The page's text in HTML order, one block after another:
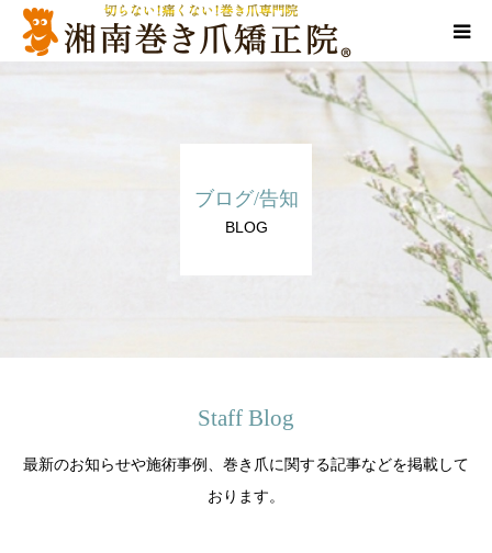
ブログ/告知
BLOG
Staff Blog
最新のお知らせや施術事例、巻き爪に関する記事などを掲載して
おります。
ブログ/SNS